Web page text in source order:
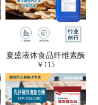
夏盛液体食品纤维素酶
(植物提取专用酶/解决
提取液混浊问题/降
黏)FFY-0651
￥ 115